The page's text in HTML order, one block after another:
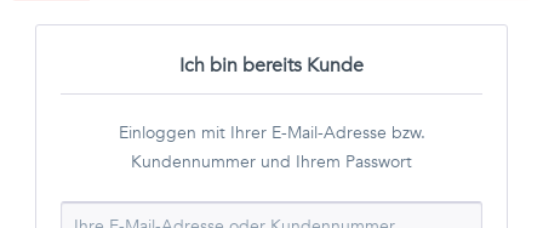
Ich bin bereits Kunde
Einloggen mit Ihrer E-Mail-Adresse bzw.
Kundennummer und Ihrem Passwort